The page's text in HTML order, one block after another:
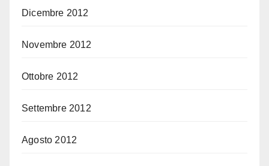
Dicembre 2012
Novembre 2012
Ottobre 2012
Settembre 2012
Agosto 2012